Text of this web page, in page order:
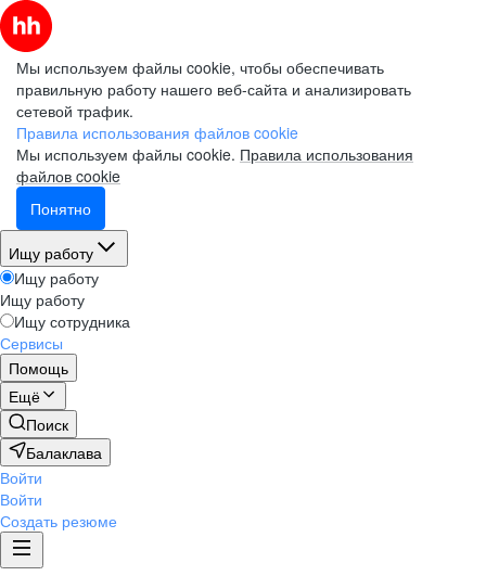
Мы используем файлы cookie, чтобы обеспечивать
правильную работу нашего веб-сайта и анализировать
сетевой трафик.
Правила использования файлов cookie
Мы используем файлы cookie. Правила использования
файлов cookie
Понятно
Ищу работу
Ищу работу
Ищу работу
Ищу сотрудника
Сервисы
Помощь
Ещё
Поиск
Балаклава
Войти
Войти
Создать резюме